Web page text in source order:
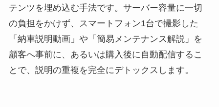
テンツを埋め込む手法です。サーバー容量に一切
の負担をかけず、スマートフォン1台で撮影した
「納車説明動画」や「簡易メンテナンス解説」を
顧客へ事前に、あるいは購入後に自動配信するこ
とで、説明の重複を完全にデトックスします。